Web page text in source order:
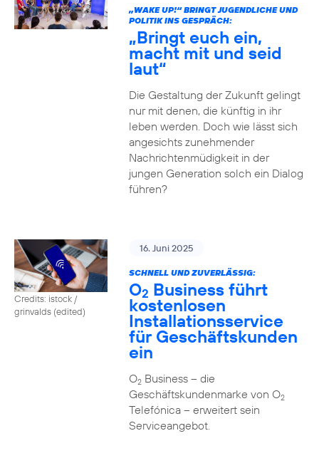
„WAKE UP!“ BRINGT JUGENDLICHE UND
POLITIK INS GESPRÄCH:
„Bringt euch ein,
macht mit und seid
laut“
Die Gestaltung der Zukunft gelingt
nur mit denen, die künftig in ihr
leben werden. Doch wie lässt sich
angesichts zunehmender
Nachrichtenmüdigkeit in der
jungen Generation solch ein Dialog
führen?
Credits: istock /
grinvalds (edited)
16. Juni 2025
SCHNELL UND ZUVERLÄSSIG:
O2 Business führt
kostenlosen
Installationsservice
für Geschäftskunden
ein
O2Business – die
Geschäftskundenmarke von O2
Telefónica – erweitert sein
Serviceangebot.